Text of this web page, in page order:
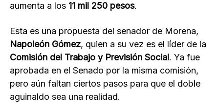
aumenta a los 11 mil 250 pesos.
Esta es una propuesta del senador de Morena,
Napoleón Gómez, quien a su vez es el líder de la
Comisión del Trabajo y Previsión Social. Ya fue
aprobada en el Senado por la misma comisión,
pero aún faltan ciertos pasos para que el doble
aguinaldo sea una realidad.